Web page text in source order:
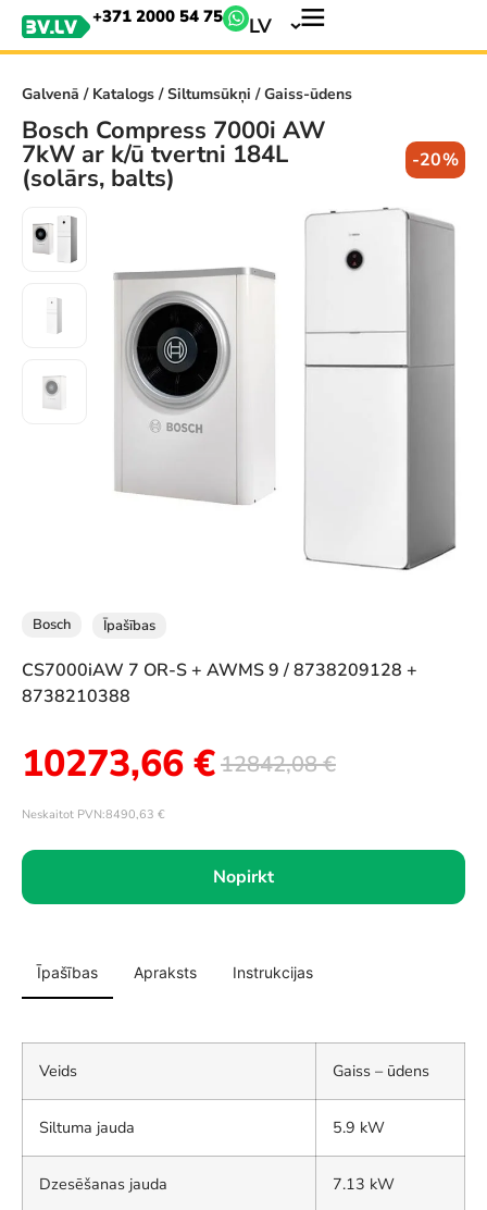
+371 2000 54 75 LV
Galvenā / Katalogs/Siltumsūkņi / Gaiss-ūdens
Bosch Compress 7000i AW
7kW ar k/ū tvertni 184L
(solārs, balts)
-20%
Bosch Īpašības
CS7000iAW 7 OR-S + AWMS 9 / 8738209128 +
8738210388
12842,08€
10273,66€
Neskaitot PVN:8490,63 €
Nopirkt
Īpašības Apraksts Instrukcijas
Veids Gaiss – ūdens
Siltuma jauda 5.9 kW
Dzesēšanas jauda 7.13 kW